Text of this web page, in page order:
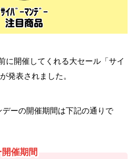
に開催してくれる大セール「サイ
発表されました。
ーの開催期間は下記の通りで
催期間